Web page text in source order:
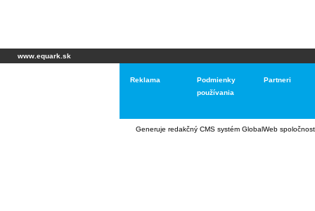
www.equark.sk
Reklama
Podmienky
používania
Partneri
Generuje redakčný CMS systém GlobalWeb